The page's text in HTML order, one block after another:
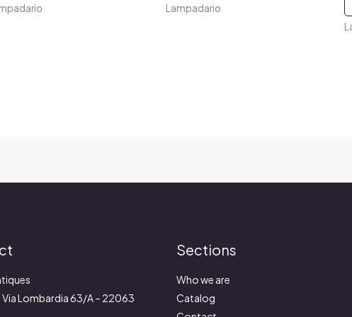
Lampadario
Via Lombardia 63/A – 22063
Sections
Who we are
Catalog